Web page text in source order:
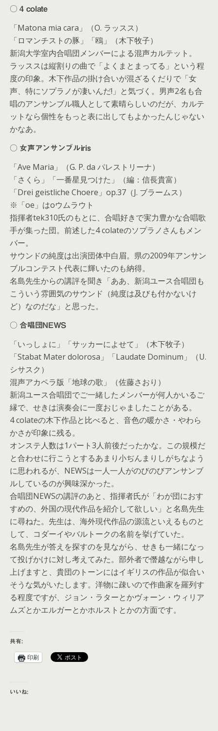
○ 4 colate
「Matona mia cara」（O. ラッスス）
「ロマンチストの豚」「鴎」（木下牧子）
新潟大学室内合唱団メンバーによる混声カルテット。
ラッススは縦割りの曲で「よくまとまってる」という程
度の印象。木下作品の掛け合いが混ざるくだりで「女
声、特にソプラノが凄いんだ!」と気づく。男声2名も合
唱のアンサンブル職人として素晴らしいのだが、カルテ
ットなら個性をもっと表に出してもよかったんじゃない
かなあ。
○ 女声アンサンブルiris
「Ave Maria」（G. P. da パレストリーナ）
「さくら」「一番星見つけた」（編：信長貴富）
「Drei geistliche Choere」op.37（J. ブラームス）
※「oe」はoウムラウト
指揮者tek310氏のもとに、合唱好きで実力豊かな合唱歌
手が集った団。前述した4 colateのソプラノさんもメン
バー。
サウンドの純度は出演団体中白眉。県の2009年アンサン
ブルコンテスト代表に輝いたのも納得。
名島先生からの講評を聞き「ああ、新潟ユース合唱団も
こういう雰囲気のサウンド（純度は及びも付かないけ
ど）なのだな」と思った。
○ 合唱団NEWS
「いっしょに」「サッカーによせて」（木下牧子）
「Stabat Mater dolorosa」「Laudate Dominum」（U.
シサスク）
混声アカペラ版「地球の歌」（佐藤さおり）
新潟ユース合唱団でご一緒したメンバーが何人かいるご
縁で、せきは演奏会に一度おじゃましたことがある。
4 colateの木下作品と比べると、音色の暖かさ・やわら
かさが印象に残る。
オンステ人数は1パート3人前後だったかな。この規模だ
と合わせに行こうとするあまり小ぢんまりしがちなよう
に思われるが、NEWSは一人一人がのびのびアンサンブ
ルしているのが興味深かった。
合唱団NEWSの講評のあと、指揮者氏が「わが団におす
すめの、外国の現代作品を紹介して欲しい」と名島先生
に尋ねた。先生は、海外現代作品の源流といえるものと
して、コダーイやバルトークの名前を挙げていた。
名島先生が答えを探すのを見ながら、せきも一緒になっ
て投げかけに対し考えてみた。部外者で僭越ながら申し
上げますと、貴団のトーンにはイギリスの作品が似合い
そうな気がいたします。洋物に疎いので作曲家を羅列す
る程度ですが、ジョン・ラターとかヴォーン・ウィリア
ムズとかエルガーとかホルストとかの方面です。
共有:
印刷
いいね: